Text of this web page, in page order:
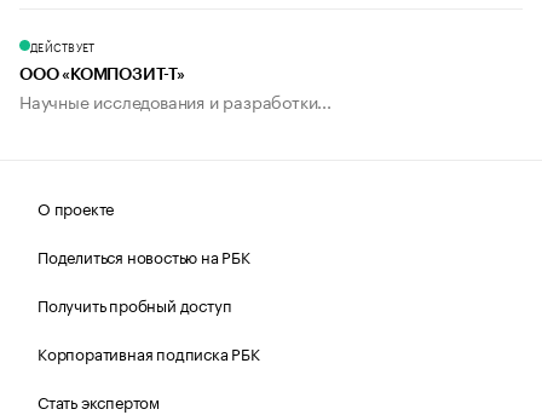
ДЕЙСТВУЕТ
ООО «КОМПОЗИТ-Т»
Научные исследования и разработки...
О проекте
Поделиться новостью на РБК
Получить пробный доступ
Корпоративная подписка РБК
Стать экспертом